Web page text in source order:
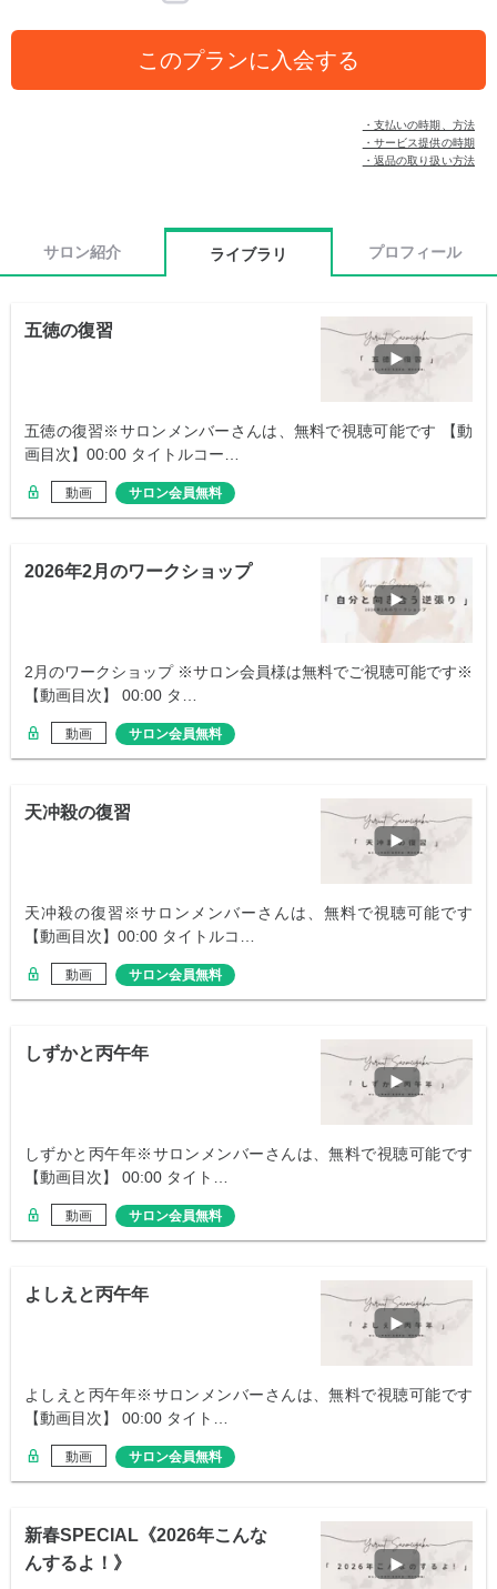
このプランに入会する
・支払いの時期、方法
・サービス提供の時期
・返品の取り扱い方法
サロン紹介 ライブラリ プロフィール
五徳の復習
五徳の復習※サロンメンバーさんは、無料で視聴可能です 【動
画目次】00:00 タイトルコー…
動画 サロン会員無料
2026年2月のワークショップ
2月のワークショップ ※サロン会員様は無料でご視聴可能です※
【動画目次】 00:00 タ…
動画 サロン会員無料
天冲殺の復習
天冲殺の復習※サロンメンバーさんは、無料で視聴可能です
【動画目次】00:00 タイトルコ…
動画 サロン会員無料
しずかと丙午年
しずかと丙午年※サロンメンバーさんは、無料で視聴可能です
【動画目次】 00:00 タイト…
動画 サロン会員無料
よしえと丙午年
よしえと丙午年※サロンメンバーさんは、無料で視聴可能です
【動画目次】 00:00 タイト…
動画 サロン会員無料
新春SPECIAL《2026年こんな
んするよ！》